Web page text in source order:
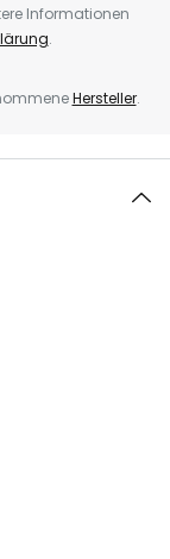
Informationen
.
Hersteller.